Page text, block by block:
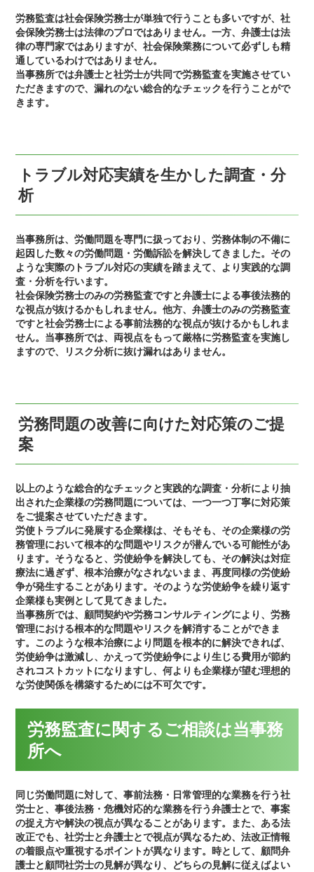
労務監査は社会保険労務士が単独で行うことも多いですが、社
会保険労務士は法律のプロではありません。一方、弁護士は法
律の専門家ではありますが、社会保険業務について必ずしも精
通しているわけではありません。
当事務所では弁護士と社労士が共同で労務監査を実施させてい
ただきますので、漏れのない総合的なチェックを行うことがで
きます。
トラブル対応実績を生かした調査・分
析
当事務所は、労働問題を専門に扱っており、労務体制の不備に
起因した数々の労働問題・労働訴訟を解決してきました。その
ような実際のトラブル対応の実績を踏まえて、より実践的な調
査・分析を行います。
社会保険労務士のみの労務監査ですと弁護士による事後法務的
な視点が抜けるかもしれません。他方、弁護士のみの労務監査
ですと社会労務士による事前法務的な視点が抜けるかもしれま
せん。当事務所では、両視点をもって厳格に労務監査を実施し
ますので、リスク分析に抜け漏れはありません。
労務問題の改善に向けた対応策のご提
案
以上のような総合的なチェックと実践的な調査・分析により抽
出された企業様の労務問題については、一つ一つ丁寧に対応策
をご提案させていただきます。
労使トラブルに発展する企業様は、そもそも、その企業様の労
務管理において根本的な問題やリスクが潜んでいる可能性があ
ります。そうなると、労使紛争を解決しても、その解決は対症
療法に過ぎず、根本治療がなされないまま、再度同様の労使紛
争が発生することがあります。そのような労使紛争を繰り返す
企業様も実例として見てきました。
当事務所では、顧問契約や労務コンサルティングにより、労務
管理における根本的な問題やリスクを解消することができま
す。このような根本治療により問題を根本的に解決できれば、
労使紛争は激減し、かえって労使紛争により生じる費用が節約
されコストカットになりますし、何よりも企業様が望む理想的
な労使関係を構築するためには不可欠です。
労務監査に関するご相談は当事務
所へ
同じ労働問題に対して、事前法務・日常管理的な業務を行う社
労士と、事後法務・危機対応的な業務を行う弁護士とで、事案
の捉え方や解決の視点が異なることがあります。また、ある法
改正でも、社労士と弁護士とで視点が異なるため、法改正情報
の着眼点や重視するポイントが異なります。時として、顧問弁
護士と顧問社労士の見解が異なり、どちらの見解に従えばよい